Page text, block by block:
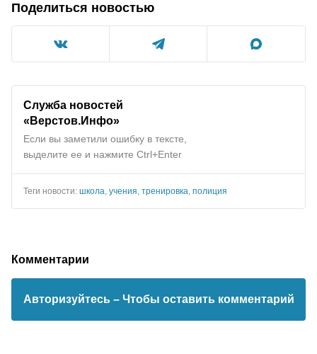
Поделиться новостью
Служба новостей
«Верстов.Инфо»
Если вы заметили ошибку в тексте,
выделите ее и нажмите Ctrl+Enter
Теги новости: школа, учения, тренировка, полиция
Комментарии
Авторизуйтесь – Чтобы оставить комментарий